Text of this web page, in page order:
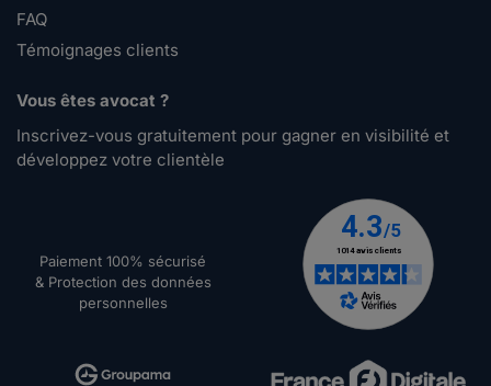
FAQ
Témoignages clients
Vous êtes avocat ?
Inscrivez-vous gratuitement pour gagner en visibilité et
développez votre clientèle
Paiement 100% sécurisé
& Protection des données
personnelles